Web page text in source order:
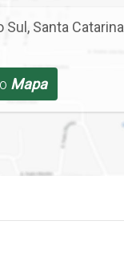
Sul, Santa Catarina
Mapa